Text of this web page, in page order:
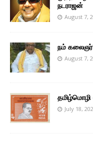
நடராஜன்
August 7,
நம்
August 7,
தமிழ்மொழி
July 18,